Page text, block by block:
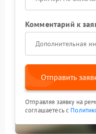
Комментарий к
Отправить
Отправляя заявку на
соглашаетесь с